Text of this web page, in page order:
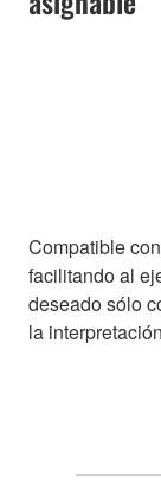
Compatible
facilitando al
deseado sólo
la